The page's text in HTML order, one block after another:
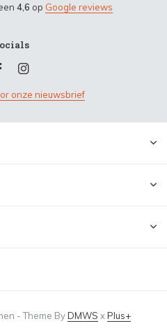
4,6 op Google reviews
onze nieuwsbrief
- Theme ByDMWS xPlus+